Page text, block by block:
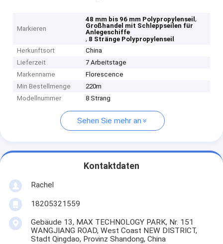
Markieren
48 mm bis 96 mm Polypropylenseil,
Großhandel mit Schleppseilen für
Anlegeschiffe
, 8 Stränge Polypropylenseil
Herkunftsort
China
Lieferzeit
7 Arbeitstage
Markenname
Florescence
Min Bestellmenge
220m
Modellnummer
8 Strang
Sehen Sie mehr an
Kontaktdaten
Rachel
18205321559
Gebäude 13, MAX TECHNOLOGY PARK, Nr. 151
WANGJIANG ROAD, West Coast NEW DISTRICT,
Stadt Qingdao, Provinz Shandong, China